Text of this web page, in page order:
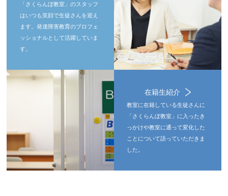
「さくらんぼ教室」のスタッフ
はいつも笑顔で生徒さんを迎え
ます。発達障害教育のプロフェ
ッショナルとして活躍していま
す。
在籍生紹介
教室に在籍している生徒さんに
「さくらんぼ教室」に入ったき
っかけや教室に通って変化した
ことについて語っていただきま
した。